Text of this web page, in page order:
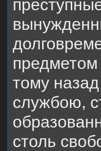
тому
службою,
столь